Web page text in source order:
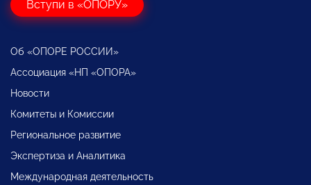
Вступи в «ОПОРУ»
Об «ОПОРЕ РОССИИ»
Ассоциация «НП «ОПОРА»
Новости
Комитеты и Комиссии
Региональное развитие
Экспертиза и Аналитика
Международная деятельность